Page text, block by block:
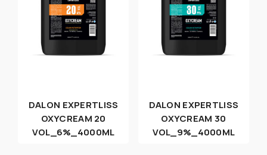
DALON EXPERTLISS
OXYCREAM 20
VOL_6%_4000ML
DALON EXPERTLISS
OXYCREAM 30
VOL_9%_4000ML